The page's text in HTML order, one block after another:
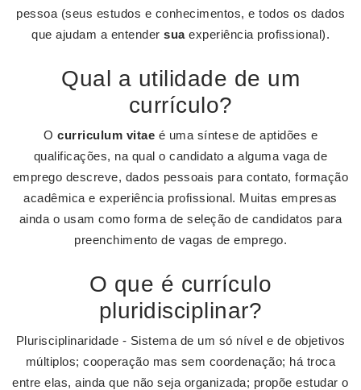
pessoa (seus estudos e conhecimentos, e todos os dados
que ajudam a entender suaexperiência profissional).
Qual a utilidade de um
currículo?
O curriculum vitae é uma síntese de aptidões e
qualificações, na qual o candidato a alguma vaga de
emprego descreve, dados pessoais para contato, formação
acadêmica e experiência profissional. Muitas empresas
ainda o usam como forma de seleção de candidatos para
preenchimento de vagas de emprego.
O que é currículo
pluridisciplinar?
Plurisciplinaridade - Sistema de um só nível e de objetivos
múltiplos; cooperação mas sem coordenação; há troca
entre elas, ainda que não seja organizada; propõe estudar o